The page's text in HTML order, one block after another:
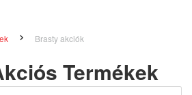
Brasty akciók
Termékek